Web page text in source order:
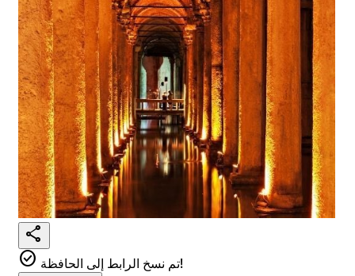
share
check_circle
تم نسخ الرابط إلى الحافظة!